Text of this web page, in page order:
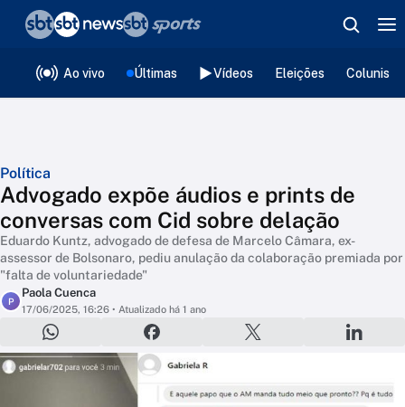
Ao vivo Últimas Vídeos Eleições
Política
Advogado expõe áudios e prints de
conversas com Cid sobre delação
Eduardo Kuntz, advogado de defesa de Marcelo Câmara, ex-
assessor de Bolsonaro, pediu anulação da colaboração premiada por
"falta de voluntariedade"
P
Paola Cuenca
17/06/2025, 16:26 • Atualizado há 1 ano
❮voltar
Editorias